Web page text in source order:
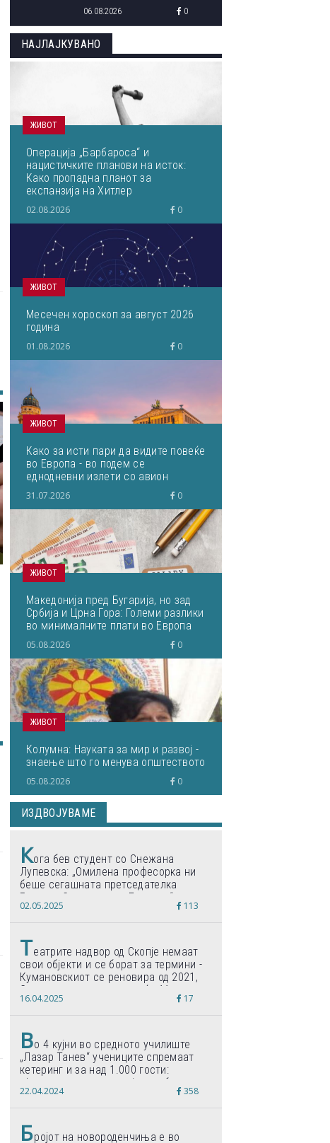
06.08.2026 0
НАЈЛАЈКУВАНО
ЖИВОТ
Операција „Барбароса“ и
нацистичките планови на исток:
Како пропадна планот за
експанзија на Хитлер
02.08.2026 0
ЖИВОТ
Месечен хороскоп за август 2026
година
01.08.2026 0
ЖИВОТ
Како за исти пари да видите повеќе
во Европа - во подем се
еднодневни излети со авион
31.07.2026 0
ЖИВОТ
Македонија пред Бугарија, но зад
Србија и Црна Гора: Големи разлики
во минималните плати во Европа
05.08.2026 0
ЖИВОТ
Колумна: Науката за мир и развој -
знаење што го менува општеството
05.08.2026 0
ИЗДВОЈУВАМЕ
Кога бев студент со Снежана
Лупевска: „Омилена професорка ни
беше сегашната претседателка
Гордана Сиљановска-Давкова“
02.05.2025 113
Театрите надвор од Скопје немаат
свои објекти и се борат за термини -
Кумановскиот се реновира од 2021,
Струмичкиот се гради веќе 11 години
16.04.2025 17
Во 4 кујни во средното училиште
„Лазар Танев“ учениците спремаат
кетеринг и за над 1.000 гости:
„Формиравме компанија и работиме
по светски стандарди“
22.04.2024 358
Бројот на новороденчиња е во